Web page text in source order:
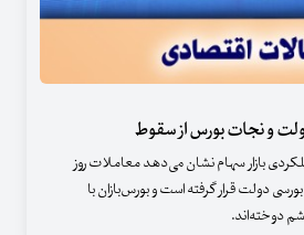
و نجات بورس از سقوط
بازار سهام نشان می‌دهد معاملات روز
دولت قرار گرفته است و بورس‌بازان با
دوخته‌اند.